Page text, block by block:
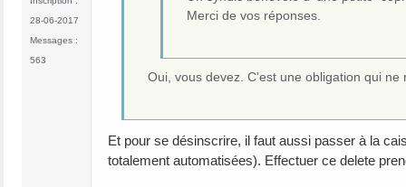
28-06-2017
Messages :
563
Merci de vos réponses.
Oui, vous devez. C'est une obligation qui
Et pour se désinscrire, il faut aussi passer à la
totalement automatisées). Effectuer ce delete